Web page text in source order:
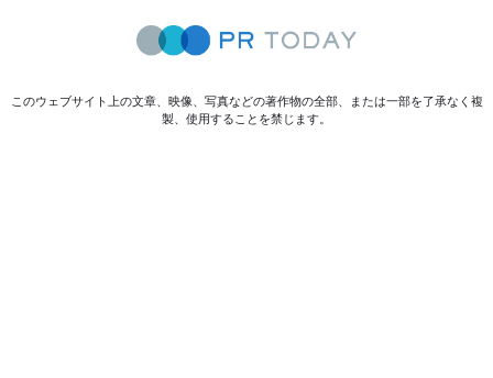
このウェブサイト上の文章、映像、写真などの著作物の全部、または一部を了承なく複
製、使用することを禁じます。